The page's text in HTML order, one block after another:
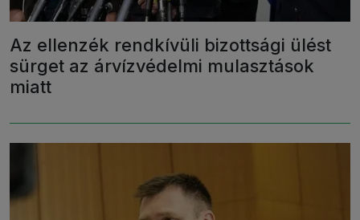
Az ellenzék rendkívüli bizottsági ülést
sürget az árvízvédelmi mulasztások
miatt